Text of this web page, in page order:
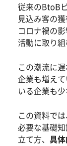
従来のBtoB
見込み客の
コロナ禍の
活動に取り組
この潮流に
企業も増え
いる企業も少
この資料で
必要な基礎知
立て方、 具